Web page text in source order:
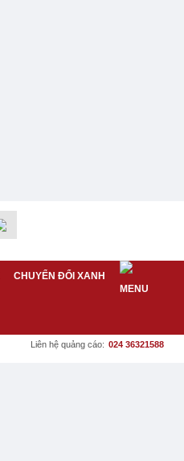
CHUYỂN ĐỔI XANH
Liên hệ quảng cáo: 024 36321588